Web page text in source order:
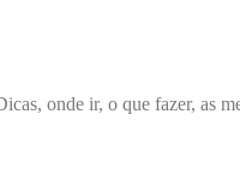
onde ir, o que fazer, as